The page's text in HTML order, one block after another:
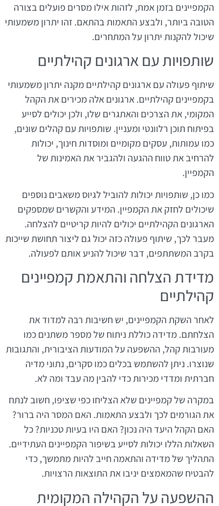
הקמפיינים בזמן אמת, לזהות אילו מסרים פועלים בצורה
הטובה ביותר, ולבצע התאמות בהתאם. זהו יתרון משמעותי
שיכול להקנות יתרון על המתחרים.
שותפויות עם ארגונים קהילתיים
שיתוף פעולה עם ארגונים קהילתיים מקנה יתרון משמעותי
בקמפיינים קהילתיים. ארגונים אלה מכירים את הקהל
המקומי, את הצרכים והאתגרים שלו, ולכן יכולים לסייע
בפיתוח תוכן רלוונטי ומעניין. שותפויות עם קהלים שונים,
כמו עמותות, עסקים מקומיים ומוסדות חינוך, יכולות
להרחיב את טווח ההגעה ולהגביר את האמינות של
הקמפיין.
כמו כן, שותפויות יכולות להוביל לגיוס משאבים נוספים
שיכולים לחזק את הקמפיין. המידע והקשרים שמספקים
הארגונים הקהילתיים יכולים להיות קריטיים להצלחה.
מעבר לכך, שיתוף פעולה כזה יכול גם ליצור תחושת שייכות
בקרב המשתתפים, דבר שיכול להניע אותם לפעולה.
מדידת הצלחה והתאמת קמפיינים
קהילתיים
לאחר השקת הקמפיינים, יש חשיבות רבה למדוד את
הצלחתם. מדידה כוללת ניתוח של מספר משתנים כמו
מעורבות קהל, ההשפעה על המודעות הציבורית, והתגובות
שנוצרו. ניתן להשתמש בכלים כמו סקרים, נתוני מדיה
חברתית ומדדי מכירות כדי להבין מה עבד ומה לא.
במקרה של קמפיינים שלא הצליחו כפי שציפו, חשוב לנתח
את הגורמים לכך ולבצע התאמות. האם המסר היה ברור?
האם הקהל היעד היה נכון? האם היו בעיות טכניות? כל
השאלות הללו יכולות לסייע בשיפור הקמפיינים העתידיים.
התהליך של מדידה והתאמה חייב להיות מתמשך, כדי
להבטיח שהמאמצים יניבו את התוצאות הרצויות.
ההשפעה על הקהילה המקומית